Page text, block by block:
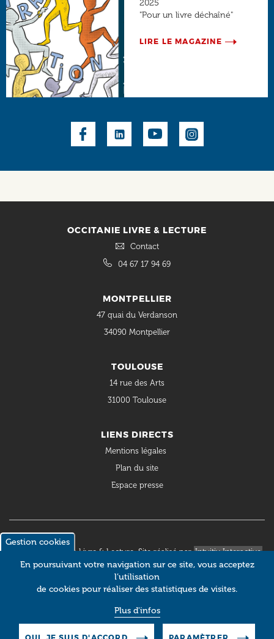
2025
"Pour un livre déchaîné"
LIRE LE MAGAZINE
OCCITANIE LIVRE & LECTURE
Contact
04 67 17 94 69
MONTPELLIER
47 quai du Verdanson
34090 Montpellier
TOULOUSE
14 rue des Arts
31000 Toulouse
LIENS DIRECTS
Mentions légales
Plan du site
Espace presse
© 2018 Occitanie Livre & Lecture. Site réalisé parIntuitiv Interactive
Gestion cookies
En poursuivant votre navigation sur ce site, vous acceptez
l’utilisation
de cookies pour réaliser des statistiques de visites.
Plus d'infos